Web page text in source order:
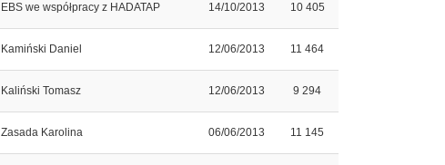
EBS we współpracy z HADATAP 14/10/2013 10 405
Kamiński Daniel 12/06/2013 11 464
Kaliński Tomasz 12/06/2013 9 294
Zasada Karolina 06/06/2013 11 145